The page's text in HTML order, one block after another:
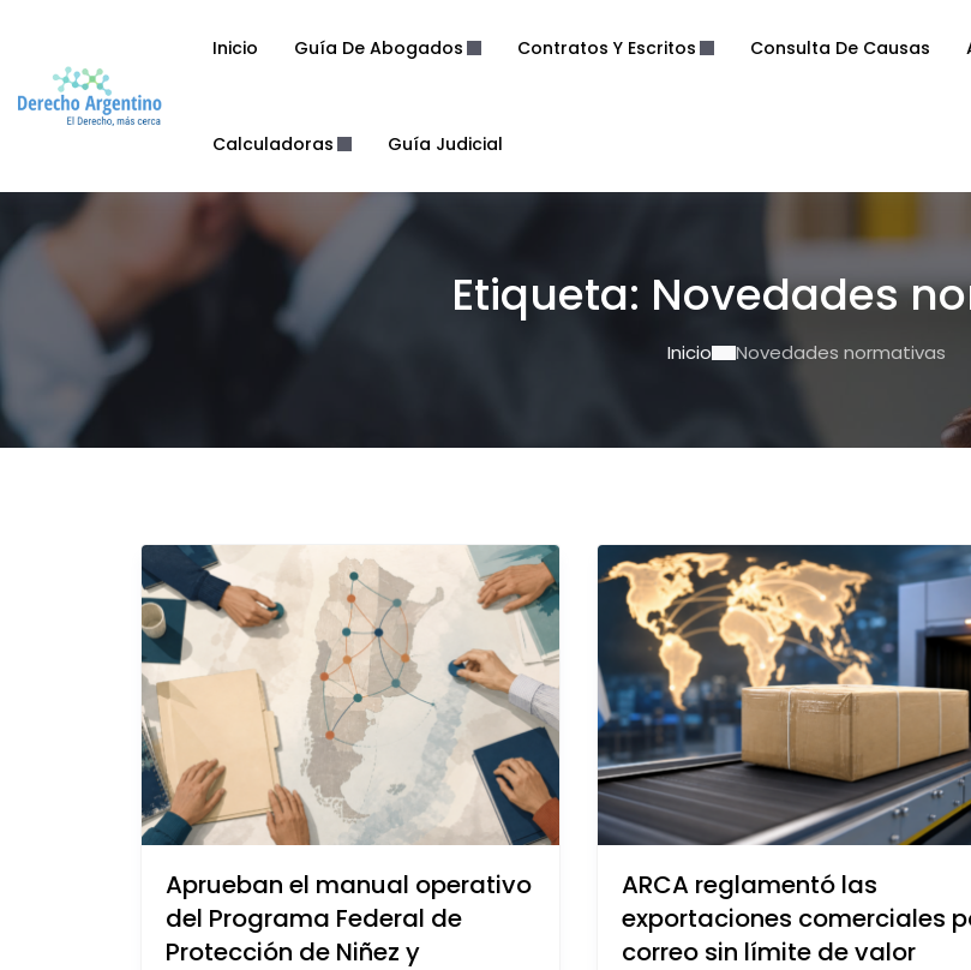
Inicio Guía De Abogados Contratos Y Escritos Consulta De Causas
Calculadoras Guía Judicial
Etiqueta: Novedades
Inicio Novedades normativas
Aprueban el manual operativo
del Programa Federal de
Protección de Niñez y
ARCA reglamentó las
exportaciones comerciales
correo sin límite de valor